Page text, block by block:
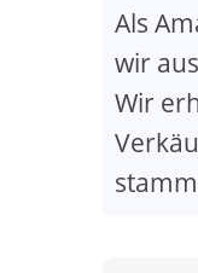
Als
wir
Wir